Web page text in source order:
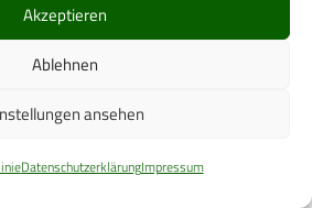
Akzeptieren
Ablehnen
ansehen
DatenschutzerklärungImpressum
GmbH